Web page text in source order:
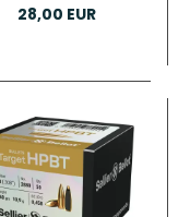
28,00 EUR